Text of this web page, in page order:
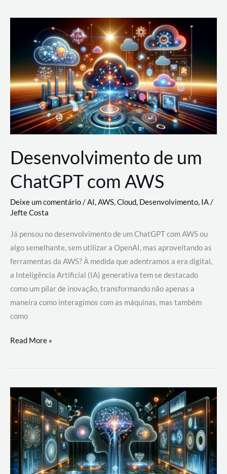
Nuvem:
Google
Cloud,
AWS
e
Azure
Desenvolvimento de um
ChatGPT com AWS
Deixe um comentário/AI,AWS,Cloud, Desenvolvimento, IA/
Jefte Costa
Já pensou no desenvolvimento de um ChatGPT com AWS ou
algo semelhante, sem utilizar a OpenAI, mas aproveitando as
ferramentas da AWS? À medida que adentramos a era digital,
a Inteligência Artificial (IA) generativa tem se destacado
como um pilar de inovação, transformando não apenas a
maneira como interagimos com as máquinas, mas também
como
Desenvolvimento
um
com
AWS
Read More »